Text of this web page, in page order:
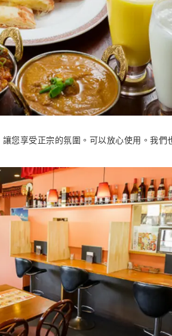
您享受正宗的氛圍。可以放心使用。我們